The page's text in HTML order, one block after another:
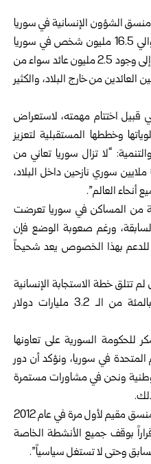
الشؤون الإنسانية في سوريا
الدكتور آدم عبد المولى أن هناك حوالي 16.5 مليون شخص في سوريا
بحاجة لمساعدات إنسانية، بالإضافة إلى وجود 2.5 مليون عائد سواء من
العائدين من خارج البلاد، والكثير
قبيل اختتام مهمته، لاستعراض
وخططها المستقبلية لتعزيز
“لا تزال سوريا تعاني من
أزمة النزوح، حيث لا يزال أكثر من 6 ملايين سوري نازحين داخل البلاد،
المولى: “نحو 24 بالمئة من المساكن في سوريا تعرضت
ورغم صعوبة الوضع فإن
للدعم بهذا الخصوص يعد شحيحاً
تتلق خطة الاستجابة الإنسانية
في سوريا لعام 2025 سوى 14 بالمئة من الـ 3.2 مليارات دولار
للحكومة السورية على تعاونها
المتحدة في سوريا، ونؤكد أن دور
ونحن في مشاورات مستمرة
وقال عبد المولى: “جئت إلى سوريا كمنسق مقيم لأول مرة في عام 2012
بوقف جميع الأنشطة الخاصة
وحتى لا تستغل سياسياً”.